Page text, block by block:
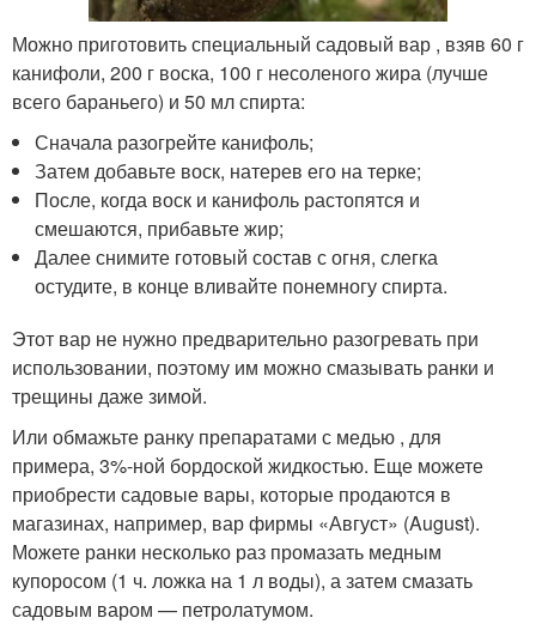
Можно приготовить специальный садовый вар , взяв 60 г
канифоли, 200 г воска, 100 г несоленого жира (лучше
всего бараньего) и 50 мл спирта:
Сначала разогрейте канифоль;
Затем добавьте воск, натерев его на терке;
После, когда воск и канифоль растопятся и
смешаются, прибавьте жир;
Далее снимите готовый состав с огня, слегка
остудите, в конце вливайте понемногу спирта.
Этот вар не нужно предварительно разогревать при
использовании, поэтому им можно смазывать ранки и
трещины даже зимой.
Или обмажьте ранку препаратами с медью , для
примера, 3%-ной бордоской жидкостью. Еще можете
приобрести садовые вары, которые продаются в
магазинах, например, вар фирмы «Август» (August).
Можете ранки несколько раз промазать медным
купоросом (1 ч. ложка на 1 л воды), а затем смазать
садовым варом — петролатумом.